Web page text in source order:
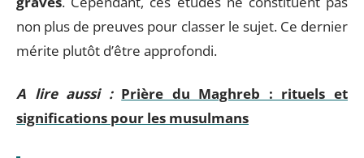
non plus de preuves pour classer le sujet. Ce dernier
mérite plutôt d’être approfondi.
A lire aussi : Prière du Maghreb : rituels et
significations pour les musulmans